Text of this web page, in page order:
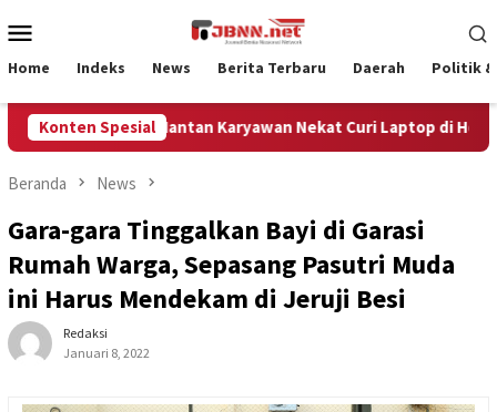
ke
Mobile
Home Indeks News Berita Terbaru Daerah Politik &
Konten Spesial
Dipecat, Mantan Karyawan Nekat Curi Laptop di Hotel
Beranda News
Gara-gara Tinggalkan Bayi di Garasi
Rumah Warga, Sepasang Pasutri Muda
ini Harus Mendekam di Jeruji Besi
Redaksi
Januari 8, 2022